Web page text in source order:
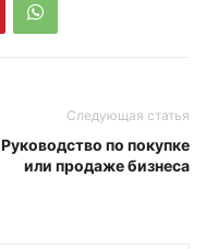
Следующая статья
Руководство по покупке
или продаже бизнеса